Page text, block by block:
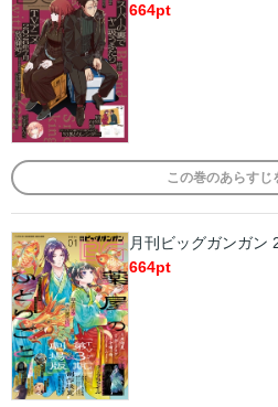
664pt
この巻のあらすじ
月刊ビッグガンガン
664pt